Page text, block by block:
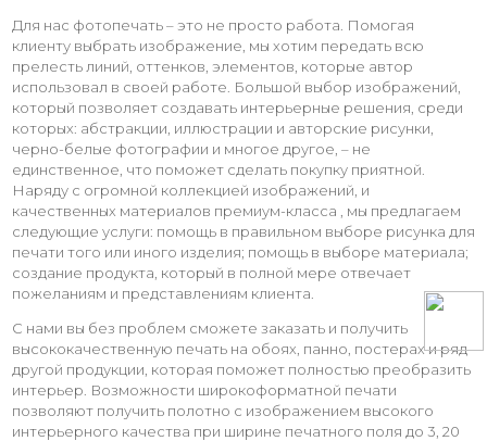
Для нас фотопечать – это не просто работа. Помогая
клиенту выбрать изображение, мы хотим передать всю
прелесть линий, оттенков, элементов, которые автор
использовал в своей работе. Большой выбор изображений,
который позволяет создавать интерьерные решения, среди
которых: абстракции, иллюстрации и авторские рисунки,
черно-белые фотографии и многое другое, – не
единственное, что поможет сделать покупку приятной.
Наряду с огромной коллекцией изображений, и
качественных материалов премиум-класса , мы предлагаем
следующие услуги: помощь в правильном выборе рисунка для
печати того или иного изделия; помощь в выборе материала;
создание продукта, который в полной мере отвечает
пожеланиям и представлениям клиента.
С нами вы без проблем сможете заказать и получить
высококачественную печать на обоях, панно, постерах и ряд
другой продукции, которая поможет полностью преобразить
интерьер. Возможности широкоформатной печати
позволяют получить полотно с изображением высокого
интерьерного качества при ширине печатного поля до 3, 20